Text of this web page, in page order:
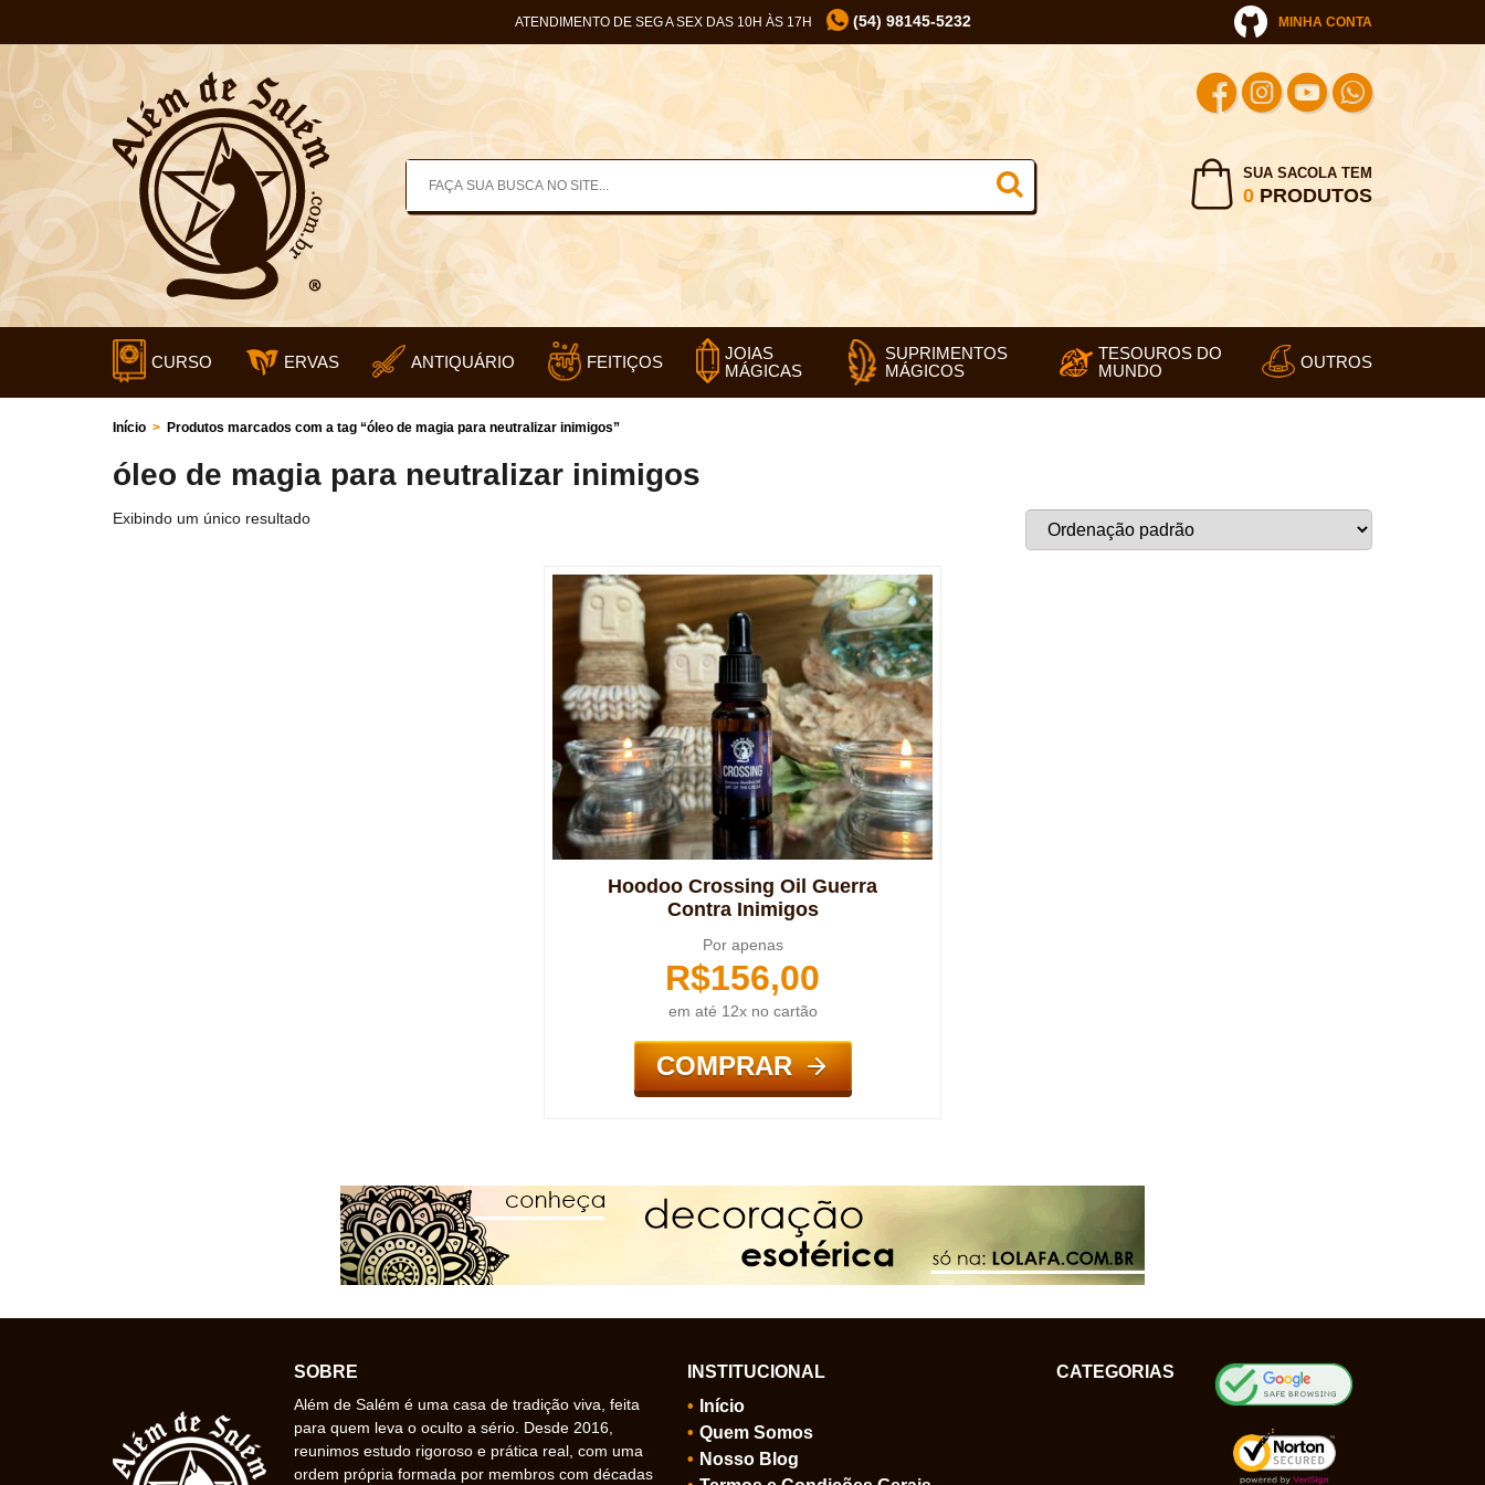
ATENDIMENTO DE SEG A SEX DAS 10H ÀS 17H (54) 98145-5232 MINHA CONTA
SUA SACOLA TEM
0PRODUTOS
CURSO ERVAS ANTIQUÁRIO FEITIÇOS
JOIAS
MÁGICAS
SUPRIMENTOS
MÁGICOS
TESOUROS DO
MUNDO
OUTROS
Início > Produtos marcados com a tag “óleo de magia para neutralizar inimigos”
óleo de magia para neutralizar inimigos
Exibindo um único resultado
Hoodoo Crossing Oil Guerra
Contra Inimigos
Por apenas
R$156,00
em até 12x no cartão
COMPRAR
SOBRE
Além de Salém é uma casa de tradição viva, feita
para quem leva o oculto a sério. Desde 2016,
reunimos estudo rigoroso e prática real, com uma
ordem própria formada por membros com décadas
INSTITUCIONAL
Início
Quem Somos
Nosso Blog
CATEGORIAS